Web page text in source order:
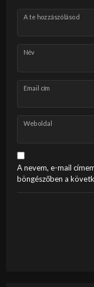
A te hozzászólásod
Név
Email cím
Weboldal
A nevem, e-mail
böngészőben a